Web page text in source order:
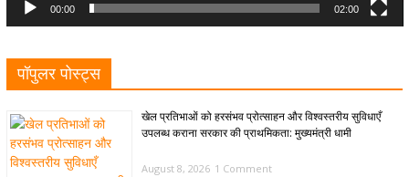
00:00 02:00
पॉपुलर पोस्ट्स
खेल प्रतिभाओं को हरसंभव प्रोत्साहन और विश्वस्तरीय सुविधाएँ
उपलब्ध कराना सरकार की प्राथमिकता: मुख्यमंत्री धामी
August 8, 2026 1 Comment